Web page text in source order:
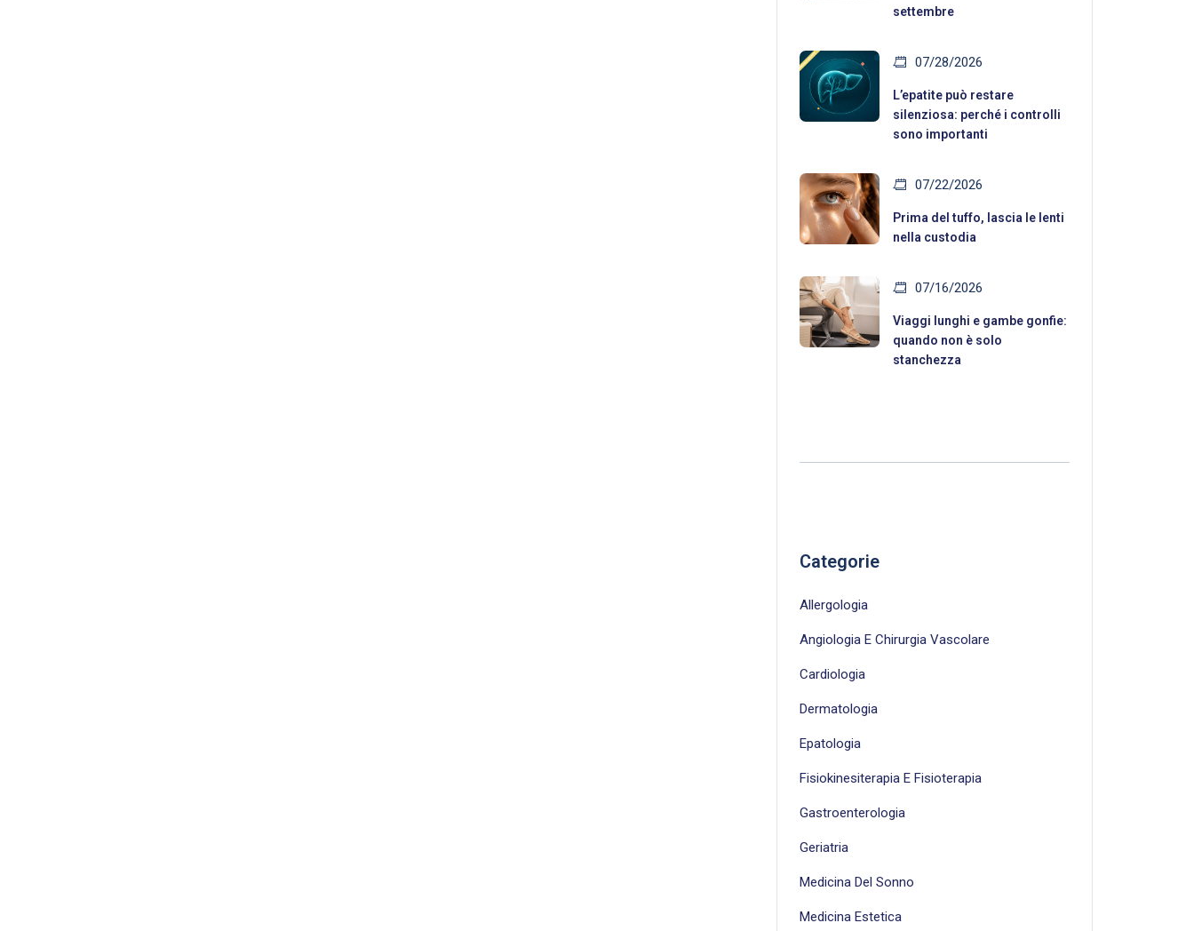
settembre
07/28/2026
L’epatite può restare
silenziosa: perché i controlli
sono importanti
07/22/2026
Prima del tuffo, lascia le lenti
nella custodia
07/16/2026
Viaggi lunghi e gambe gonfie:
quando non è solo
stanchezza
Categorie
Allergologia
Angiologia E Chirurgia Vascolare
Cardiologia
Dermatologia
Epatologia
Fisiokinesiterapia E Fisioterapia
Gastroenterologia
Geriatria
Medicina Del Sonno
Medicina Estetica